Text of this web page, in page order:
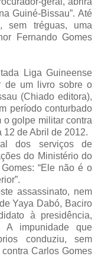
Guiné-Bissau”. Até
sem tréguas, uma
Fernando Gomes
Liga Guineense
de um livro sobre o
(Chiado editora),
período conturbado
golpe militar contra
12 de Abril de 2012.
dos serviços de
do Ministério do
Gomes: “Ele não é o
assassinato, nem
Yaya Dabó, Baciro
à presidência,
A impunidade que
conduziu, sem
Carlos Gomes